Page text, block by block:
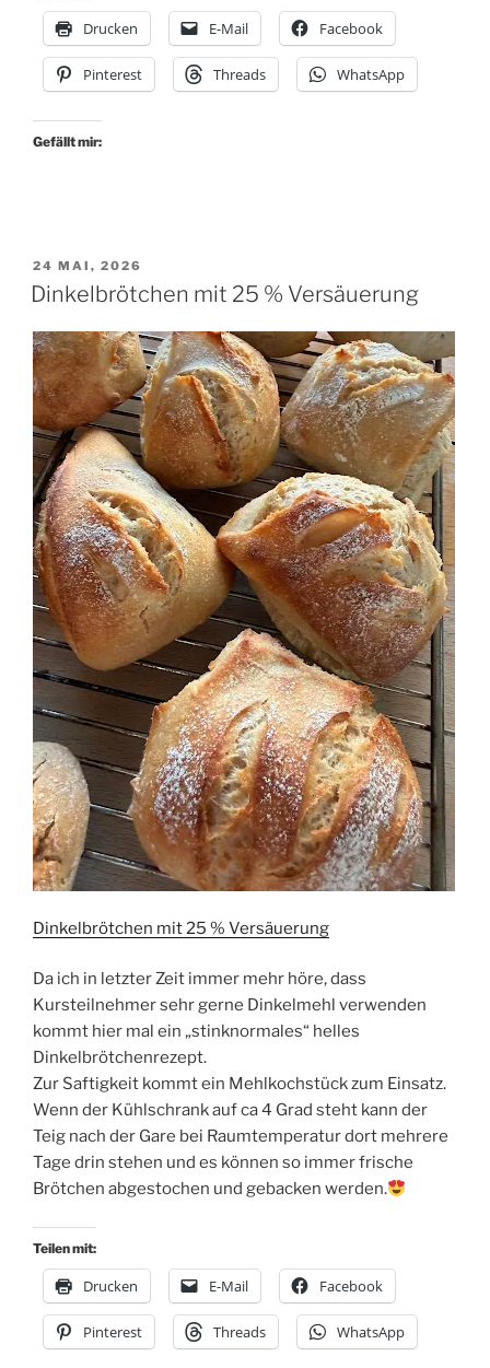
Drucken E-Mail Facebook
Pinterest Threads WhatsApp
Gefällt mir:
VERÖFFENTLICHT
AM
24 MAI, 2026
Dinkelbrötchen mit 25 % Versäuerung
Dinkelbrötchen mit 25 % Versäuerung
Da ich in letzter Zeit immer mehr höre, dass
Kursteilnehmer sehr gerne Dinkelmehl verwenden
kommt hier mal ein „stinknormales“ helles
Dinkelbrötchenrezept.
Zur Saftigkeit kommt ein Mehlkochstück zum Einsatz.
Wenn der Kühlschrank auf ca 4 Grad steht kann der
Teig nach der Gare bei Raumtemperatur dort mehrere
Tage drin stehen und es können so immer frische
Brötchen abgestochen und gebacken werden.
Teilen mit:
Drucken E-Mail Facebook
Pinterest Threads WhatsApp